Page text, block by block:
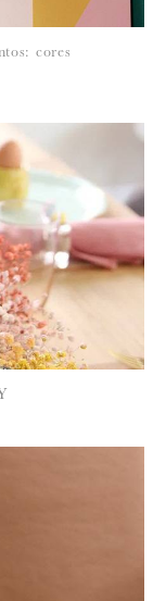
leia a nossa
Foi uma das
fornecedores com
fornecedores
cores